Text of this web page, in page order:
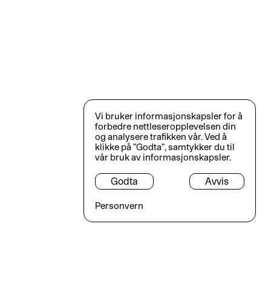
Vi bruker informasjonskapsler for å
forbedre nettleseropplevelsen din
og analysere trafikken vår. Ved å
klikke på "Godta", samtykker du til
vår bruk av informasjonskapsler.
Godta Avvis
Personvern